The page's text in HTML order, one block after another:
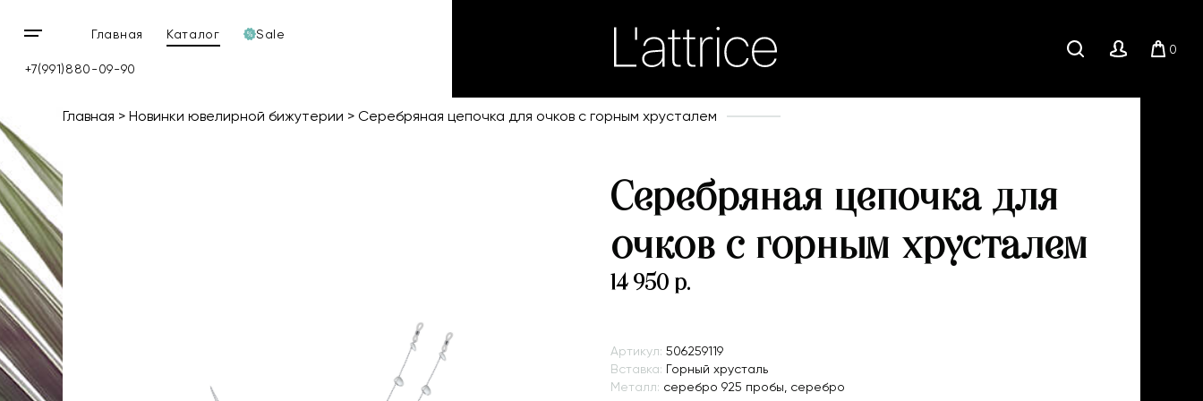
Открыть
меню
Главная Каталог Sale
+7(991)880-09-90
Поиск Личный 0
Главная Новинки ювелирной бижутерии Серебряная цепочка для очков с горным хрусталем
Серебряная цепочка для
очков с горным хрусталем
14 950 р.
Артикул: 506259119
Вставка: Горный хрусталь
Металл: серебро 925 пробы, серебро